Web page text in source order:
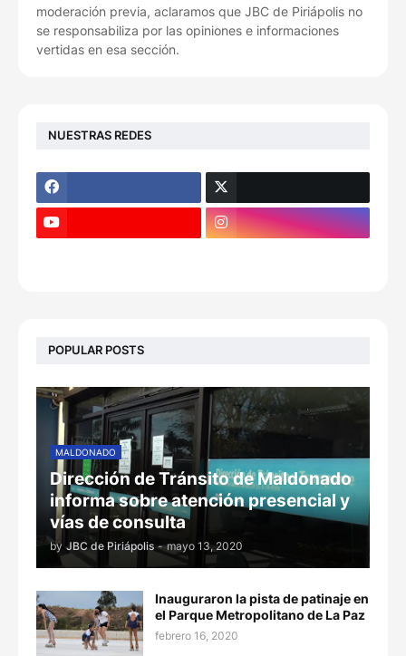
moderación previa, aclaramos que JBC de Piriápolis no
se responsabiliza por las opiniones e informaciones
vertidas en esa sección.
NUESTRAS REDES
POPULAR POSTS
MALDONADO
Dirección de Tránsito de Maldonado
informa sobre atención presencial y
vías de consulta
by JBC de Piriápolis - mayo 13, 2020
Inauguraron la pista de patinaje en
el Parque Metropolitano de La Paz
febrero 16, 2020